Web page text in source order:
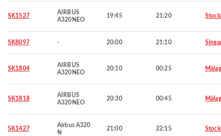
SK1527
AIRBUS
A320NEO
19:45 21:20
SK8097 - 20:00 21:10
SK1804
AIRBUS
A320NEO
20:10 00:25
SK1818
AIRBUS
A320NEO
20:30 00:45
SK1427
Airbus A320
N
21:00 22:15